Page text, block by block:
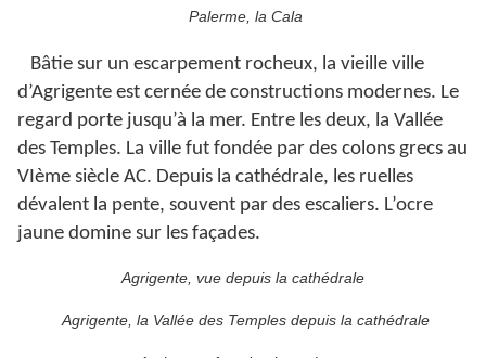
Palerme, la Cala
Bâtie sur un escarpement rocheux, la vieille ville
d’Agrigente est cernée de constructions modernes. Le
regard porte jusqu’à la mer. Entre les deux, la Vallée
des Temples. La ville fut fondée par des colons grecs au
VIème siècle AC. Depuis la cathédrale, les ruelles
dévalent la pente, souvent par des escaliers. L’ocre
jaune domine sur les façades.
Agrigente, vue depuis la cathédrale
Agrigente, la Vallée des Temples depuis la cathédrale